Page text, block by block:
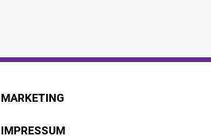
MARKETING
IMPRESSUM